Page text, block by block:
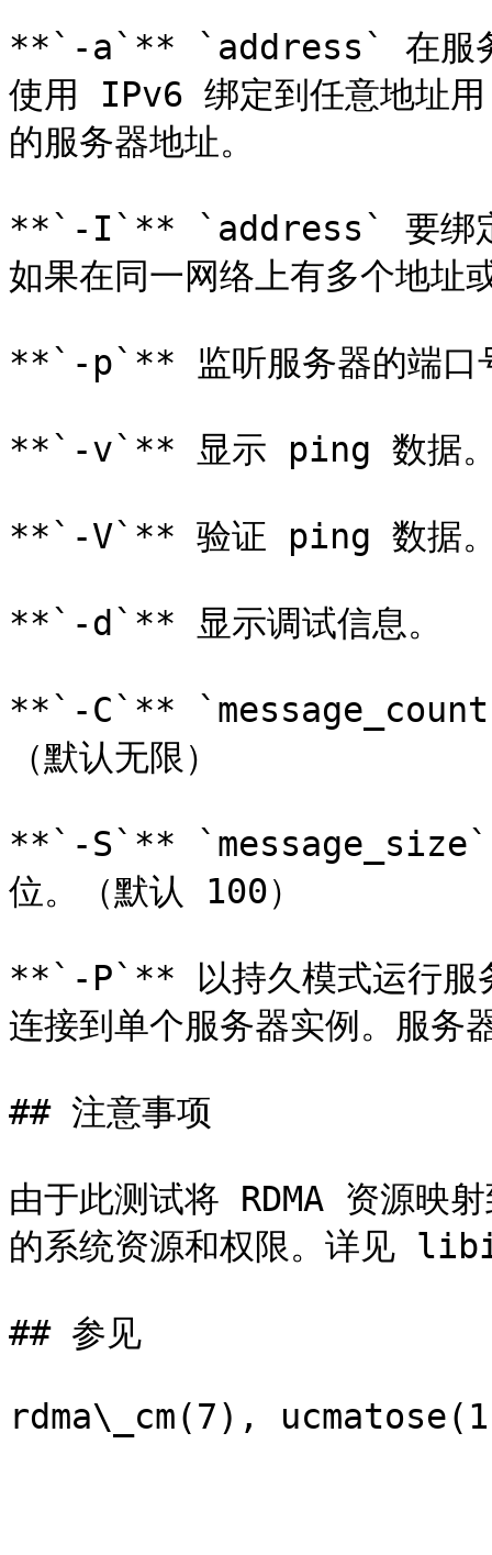
**`-a`** `address` 在服务
使用 IPv6 绑定到任意地址
的服务器地址。
**`-I`** `address` 要绑定
如果在同一网络上有多个地址
**`-p`** 监听服务器的端口
**`-v`** 显示 ping 数据
**`-V`** 验证 ping 数据
**`-d`** 显示调试信息。
**`-C`** `message_count`
（默认无限）
**`-S`** `message_size`
位。（默认 100）
**`-P`** 以持久模式运行服
连接到单个服务器实例。服务
## 注意事项
由于此测试将 RDMA 资源映
的系统资源和权限。详见
## 参见